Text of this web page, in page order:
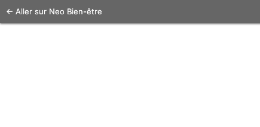
← Aller sur Neo Bien-être